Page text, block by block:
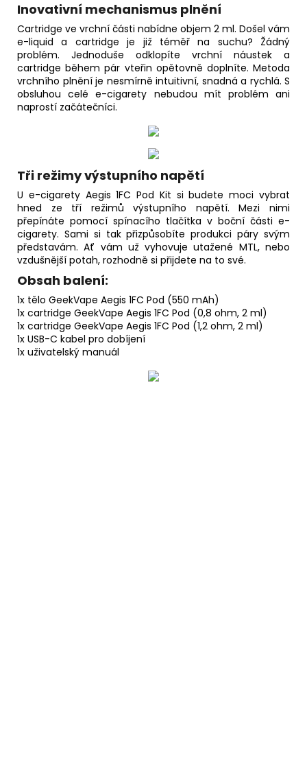
Inovativní mechanismus plnění
Cartridge ve vrchní části nabídne objem 2 ml. Došel vám
e-liquid a cartridge je již téměř na suchu? Žádný
problém. Jednoduše odklopíte vrchní náustek a
cartridge během pár vteřin opětovně doplníte. Metoda
vrchního plnění je nesmírně intuitivní, snadná a rychlá. S
obsluhou celé e-cigarety nebudou mít problém ani
naprostí začátečníci.
Tři režimy výstupního napětí
U e-cigarety Aegis 1FC Pod Kit si budete moci vybrat
hned ze tří režimů výstupního napětí. Mezi nimi
přepínáte pomocí spínacího tlačítka v boční části e-
cigarety. Sami si tak přizpůsobíte produkci páry svým
představám. Ať vám už vyhovuje utažené MTL, nebo
vzdušnější potah, rozhodně si přijdete na to své.
Obsah balení:
1x tělo GeekVape Aegis 1FC Pod (550 mAh)
1x cartridge GeekVape Aegis 1FC Pod (0,8 ohm, 2 ml)
1x cartridge GeekVape Aegis 1FC Pod (1,2 ohm, 2 ml)
1x USB-C kabel pro dobíjení
1x uživatelský manuál